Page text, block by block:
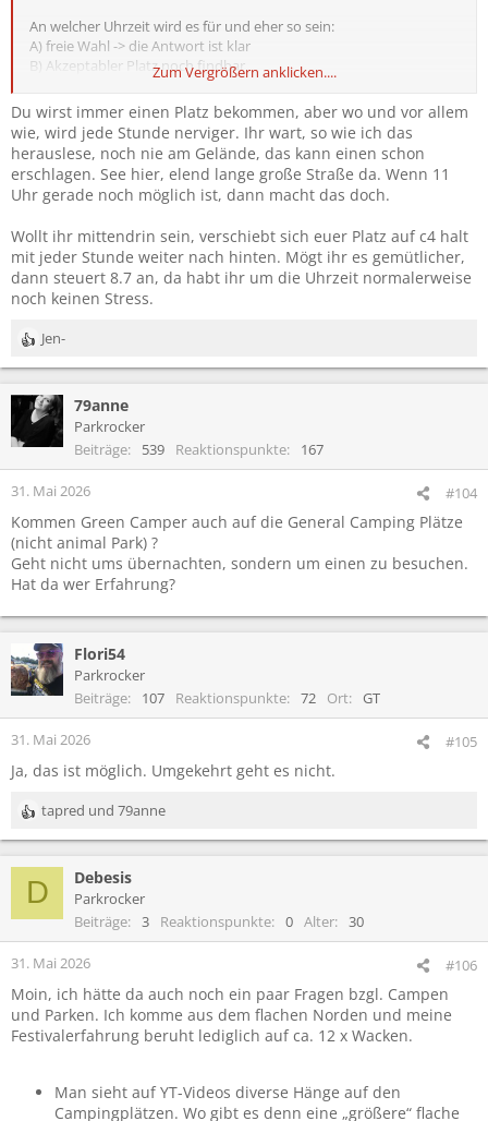
An welcher Uhrzeit wird es für und eher so sein:
A) freie Wahl -> die Antwort ist klar
B) Akzeptabler Platz noch findbar
C) Schwierig, aber mit Suchen noch möglich
D) nur noch unbeliebte Plätzchen möglich
E) Good Luck, sieht schlecht aus
Also aus dem durchschnittlichen Erfahrungsschatz hier.
am Besten, Das wird wahrscheinlich zu spät sein? 12 Uhr wäre
wahrscheinlich machbar, 11 Uhr wäre wahrscheinlich auch
möglich, alles davor wird schwierig. Umso früher, umso
schwieriger.
Mir ist klar, keiner kann hellsehen und wir haben so oder so Risiko,
Wie waren noch nie bei RiP campen, daher null Erfahrungen. Und
unsere RaR Erfahrungen waren immer so, dass frühes Anreise für
uns eher kein Problem war.
Zum Vergrößern anklicken....
Du wirst immer einen Platz bekommen, aber wo und vor allem
wie, wird jede Stunde nerviger. Ihr wart, so wie ich das
herauslese, noch nie am Gelände, das kann einen schon
erschlagen. See hier, elend lange große Straße da. Wenn 11
Uhr gerade noch möglich ist, dann macht das doch.
Wollt ihr mittendrin sein, verschiebt sich euer Platz auf c4 halt
mit jeder Stunde weiter nach hinten. Mögt ihr es gemütlicher,
dann steuert 8.7 an, da habt ihr um die Uhrzeit normalerweise
noch keinen Stress.
R
e
k
i
n
n
:
Jen-
79anne
Parkrocker
Beiträge
539 Reaktionspunkte 167
31. Mai 2026 #104
Kommen Green Camper auch auf die General Camping Plätze
(nicht animal Park) ?
Geht nicht ums übernachten, sondern um einen zu besuchen.
Hat da wer Erfahrung?
Flori54
Parkrocker
Beiträge
107 Reaktionspunkte 72 Ort GT
31. Mai 2026 #105
Ja, das ist möglich. Umgekehrt geht es nicht.
R
e
i
n
n
:
tapred und 79anne
D Debesis
Parkrocker
Beiträge
3 Reaktionspunkte 0 Alter 30
31. Mai 2026 #106
Moin, ich hätte da auch noch ein paar Fragen bzgl. Campen
und Parken. Ich komme aus dem flachen Norden und meine
Festivalerfahrung beruht lediglich auf ca. 12 x Wacken.
Man sieht auf YT-Videos diverse Hänge auf den
Campingplätzen. Wo gibt es denn eine „größere“ flache